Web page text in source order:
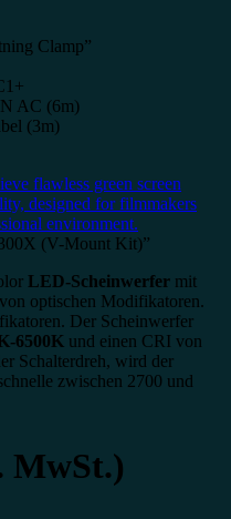
Clamp”
AC (6m)
(3m)
(V-Mount Kit)”
LED-Scheinwerfer mit
optischen Modifikatoren.
Der Scheinwerfer
6500K und einen CRI von
Schalterdreh, wird der
zwischen 2700 und
MwSt.)